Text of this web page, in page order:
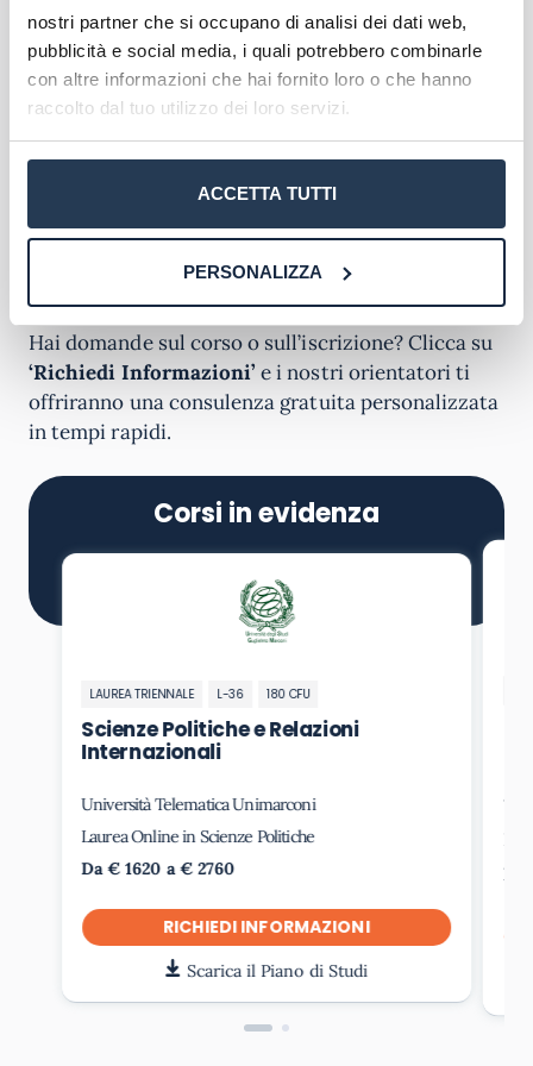
nostri partner che si occupano di analisi dei dati web,
pubblicità e social media, i quali potrebbero combinarle
con altre informazioni che hai fornito loro o che hanno
raccolto dal tuo utilizzo dei loro servizi.
ACCETTA TUTTI
PERSONALIZZA
che può essere effettuata in qualsiasi periodo
dell’anno – viene effettuato un test d’ingresso
secondo le modalità, i criteri e le procedure
determinati dal regolamento didattico del Corso
di laurea per valutare la preparazione di ogni
singolo studente.
Chi non superare la verifica deve poi recuperare
primo anno di corso di studi.
Hai domande sul corso o sull’iscrizione? Clicca su
‘Richiedi Informazioni’e i nostri orientatori ti
offriranno una consulenza gratuita personalizzata
in tempi rapidi.
Corsi in evidenza
LAUREA TRIENNALE L-36 180 CFU
Scienze Politiche e Relazioni
Internazionali
Università Telematica Unimarconi
Laurea Online in Scienze Politiche
Da € 1620 a € 2760
RICHIEDI INFORMAZIONI
Scarica il Piano di Studi
Da